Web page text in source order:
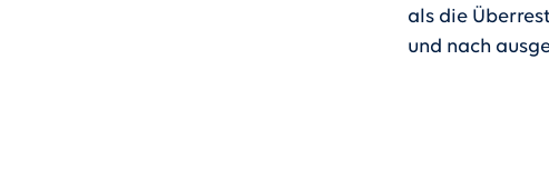
als die
und nach